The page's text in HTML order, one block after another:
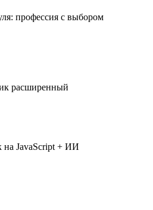
профессия с выбором
расширенный
на JavaScript + ИИ